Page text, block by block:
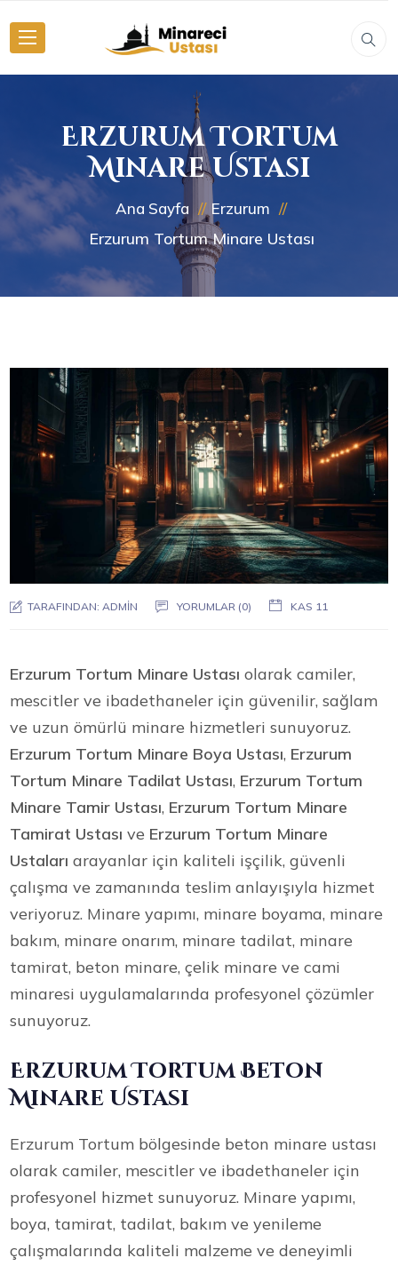
Erzurum Tortum
Minare Ustası
Ana Sayfa Erzurum
Erzurum Tortum Minare Ustası
TARAFINDAN:ADMIN YORUMLAR (0) KAS 11
Erzurum Tortum Minare Ustası olarak camiler,
mescitler ve ibadethaneler için güvenilir, sağlam
ve uzun ömürlü minare hizmetleri sunuyoruz.
Erzurum Tortum Minare Boya Ustası, Erzurum
Tortum Minare Tadilat Ustası, Erzurum Tortum
Minare Tamir Ustası, Erzurum Tortum Minare
Tamirat Ustası ve Erzurum Tortum Minare
Ustaları arayanlar için kaliteli işçilik, güvenli
çalışma ve zamanında teslim anlayışıyla hizmet
veriyoruz. Minare yapımı, minare boyama, minare
bakım, minare onarım, minare tadilat, minare
tamirat, beton minare, çelik minare ve cami
minaresi uygulamalarında profesyonel çözümler
sunuyoruz.
Erzurum Tortum Beton
Minare Ustası
Erzurum Tortum bölgesinde beton minare ustası
olarak camiler, mescitler ve ibadethaneler için
profesyonel hizmet sunuyoruz. Minare yapımı,
boya, tamirat, tadilat, bakım ve yenileme
çalışmalarında kaliteli malzeme ve deneyimli